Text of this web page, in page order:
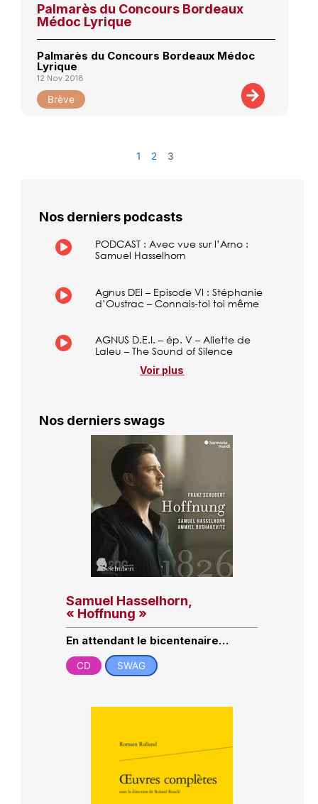
Palmarès du Concours Bordeaux
Médoc Lyrique
Palmarès du Concours Bordeaux Médoc
Lyrique
12 Nov 2018
Brève
1 2 3
Nos derniers podcasts
PODCAST : Avec vue sur l’Arno :
Samuel Hasselhorn
Agnus DEI – Episode VI : Stéphanie
d’Oustrac – Connais-toi toi même
AGNUS D.E.I. – ép. V – Aliette de
Laleu – The Sound of Silence
Voir plus
Nos derniers swags
Samuel Hasselhorn,
« Hoffnung »
En attendant le bicentenaire…
CD SWAG